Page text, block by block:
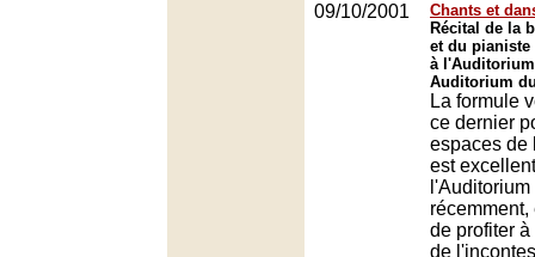
09/10/2001
Chants et
Récital de la
et du pianiste
à
Auditorium
La formule
ce dernier
espaces de
est
de profiter
de